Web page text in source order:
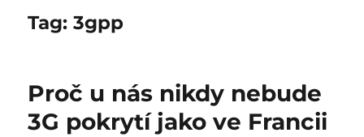
Tag:3gpp
Proč u nás nikdy nebude
3G pokrytí jako ve Francii